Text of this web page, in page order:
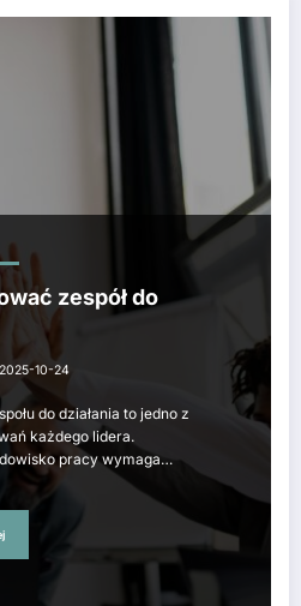
zespół do
2025-10-24
do działania to jedno z
każdego lidera.
pracy wymaga…